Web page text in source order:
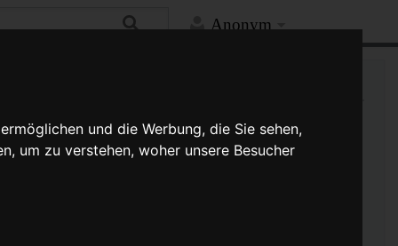
und die Werbung, die Sie sehen,
um zu verstehen, woher unsere Besucher
Anonym
Versionsgeschichte
Links auf diese Seite
Änderungen an verlinkten
Seiten